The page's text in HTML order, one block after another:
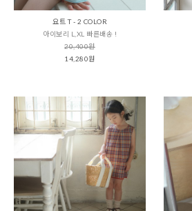
요트 T - 2 COLOR
아이보리 L,XL 빠른배송 !
20,400원
14,280원